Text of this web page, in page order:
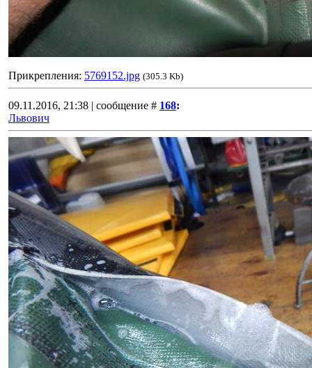
Прикрепления: 5769152.jpg (305.3 Kb)
09.11.2016, 21:38 | сообщение # 168:
Львович